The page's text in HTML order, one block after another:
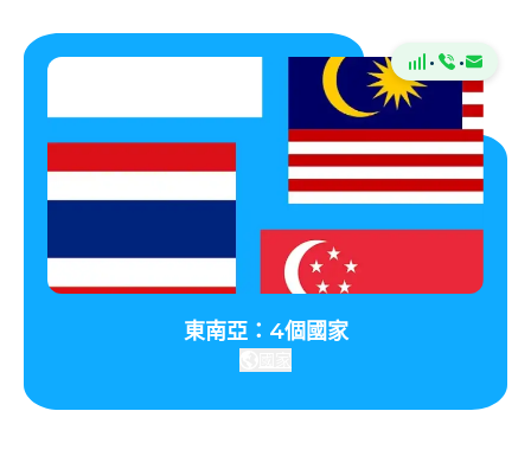
· ·
東南亞：4個國家